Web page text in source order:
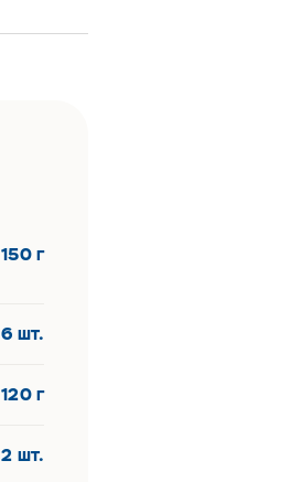
150 г
6 шт.
120 г
2 шт.